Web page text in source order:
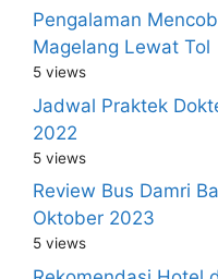
Pengalaman
Magelang Lewat Tol
5 views
Jadwal Praktek
2022
5 views
Review Bus Damri
Oktober 2023
5 views